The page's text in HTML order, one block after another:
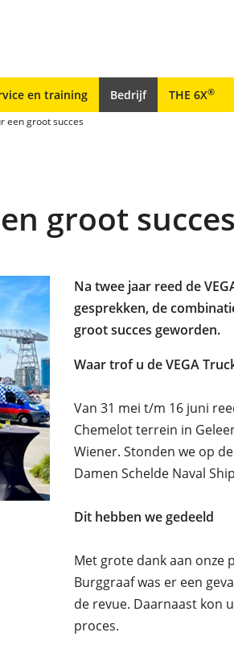
en training Bedrijf THE 6X®
een groot succes
groot succes
Na twee jaar reed de
gesprekken, de
groot succes geworden.
Waar trof u de VEGA
Van 31 mei t/m 16 juni
Chemelot terrein in
Wiener. Stonden we op
Damen Schelde Naval
Dit hebben we gedeeld
Met grote dank aan onze
Burggraaf was er een
de revue. Daarnaast kon
proces.